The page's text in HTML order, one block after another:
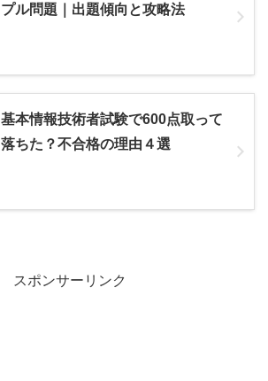
プル問題｜出題傾向と攻略法
基本情報技術者試験で600点取って
落ちた？不合格の理由４選
スポンサーリンク